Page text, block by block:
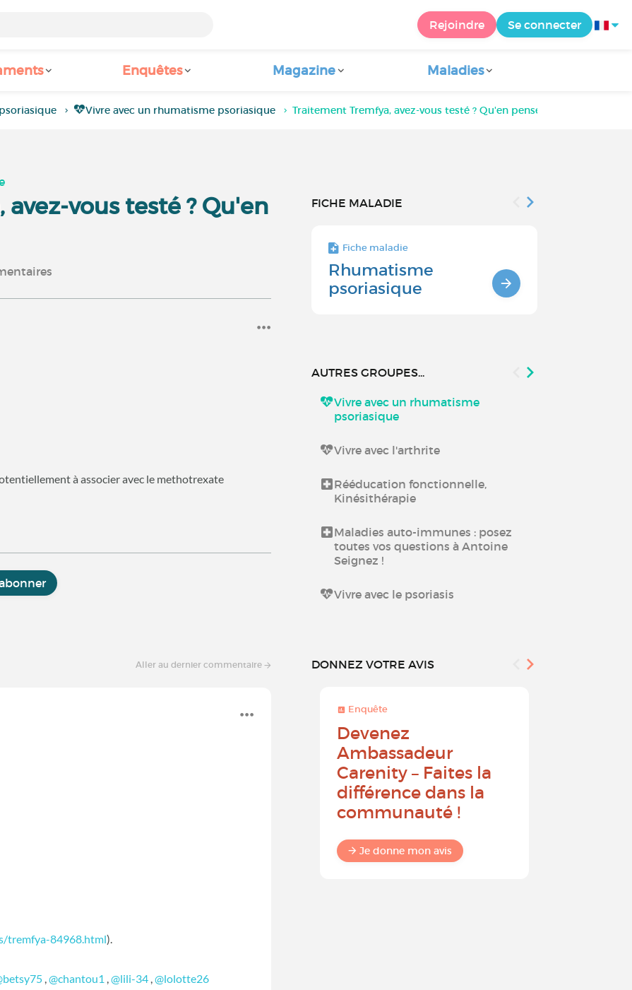
Rejoindre Se connecter
Enquêtes Magazine Maladies
Vivre avec un rhumatisme psoriasique Traitement Tremfya, avez-vous testé ? Qu'en pensez-vous ?
vous testé ? Qu'en
à associer avec le methotrexate
Aller au dernier commentaire
tremfya-84968.html).
,@chantou1 ,@lili-34 ,@lolotte26
FICHE MALADIE
Fiche maladie
Rhumatisme
psoriasique
AUTRES GROUPES...
Vivre avec un rhumatisme
psoriasique
Vivre avec l'arthrite
Rééducation fonctionnelle,
Kinésithérapie
Maladies auto-immunes : posez
toutes vos questions à Antoine
Seignez !
Vivre avec le psoriasis
DONNEZ VOTRE AVIS
Enquête
Devenez
Ambassadeur
Carenity – Faites la
différence dans la
communauté !
Je donne mon avis